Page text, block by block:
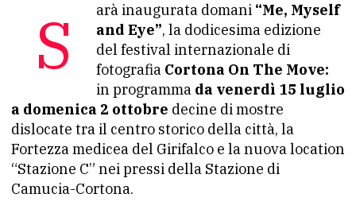
Sarà inaugurata domani “Me, Myself
and Eye”, la dodicesima edizione
del festival internazionale di
fotografia Cortona On The Move:
in programma da venerdì 15 luglio
a domenica 2 ottobre decine di mostre
dislocate tra il centro storico della città, la
Fortezza medicea del Girifalco e la nuova location
“Stazione C” nei pressi della Stazione di
Camucia-Cortona.